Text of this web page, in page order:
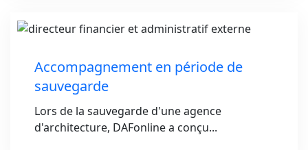
Accompagnement en période de
sauvegarde
Lors de la sauvegarde d'une agence
d'architecture, DAFonline a conçu...